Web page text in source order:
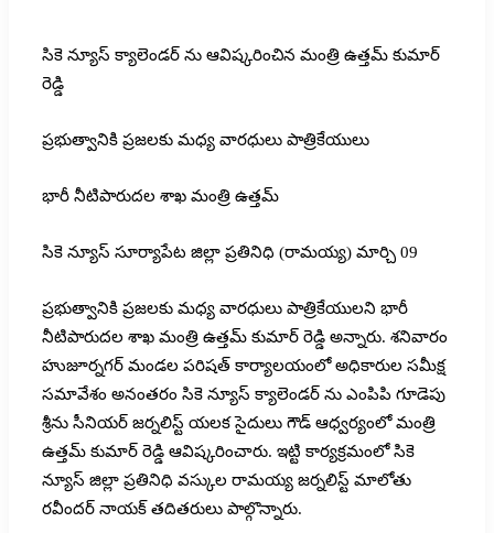
సికె న్యూస్ క్యాలెండర్ ను ఆవిష్కరించిన మంత్రి ఉత్తమ్ కుమార్
రెడ్డి
ప్రభుత్వానికి ప్రజలకు మధ్య వారధులు పాత్రికేయులు
భారీ నీటిపారుదల శాఖ మంత్రి ఉత్తమ్
సికె న్యూస్ సూర్యాపేట జిల్లా ప్రతినిధి (రామయ్య) మార్చి 09
ప్రభుత్వానికి ప్రజలకు మధ్య వారధులు పాత్రికేయులని భారీ
నీటిపారుదల శాఖ మంత్రి ఉత్తమ్ కుమార్ రెడ్డి అన్నారు. శనివారం
హుజూర్నగర్ మండల పరిషత్ కార్యాలయంలో అధికారుల సమీక్ష
సమావేశం అనంతరం సికె న్యూస్ క్యాలెండర్ ను ఎంపిపి గూడెపు
శ్రీను సీనియర్ జర్నలిస్ట్ యలక సైదులు గౌడ్ ఆధ్వర్యంలో మంత్రి
ఉత్తమ్ కుమార్ రెడ్డి ఆవిష్కరించారు. ఇట్టి కార్యక్రమంలో సికె
న్యూస్ జిల్లా ప్రతినిధి వస్కుల రామయ్య జర్నలిస్ట్ మాలోతు
రవీందర్ నాయక్ తదితరులు పాల్గొన్నారు.